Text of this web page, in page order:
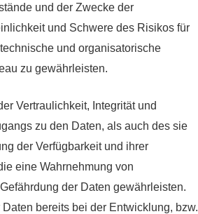
und der Zwecke der
und Schwere des Risikos für
und organisatorische
zu gewährleisten.
Vertraulichkeit, Integrität und
zu den Daten, als auch des sie
der Verfügbarkeit und ihrer
eine Wahrnehmung von
der Daten gewährleisten.
bereits bei der Entwicklung, bzw.